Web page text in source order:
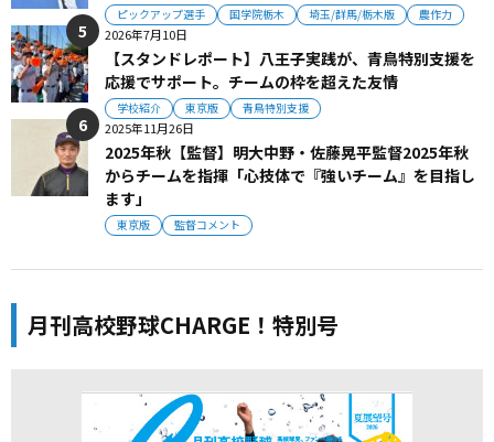
ピックアップ選手 国学院栃木 埼玉/群馬/栃木版 農作力
2026年7月10日
【スタンドレポート】八王子実践が、青鳥特別支援を
応援でサポート。チームの枠を超えた友情
学校紹介 東京版 青鳥特別支援
2025年11月26日
2025年秋【監督】明大中野・佐藤晃平監督2025年秋
からチームを指揮「心技体で『強いチーム』を目指し
ます」
東京版 監督コメント
月刊高校野球CHARGE！特別号